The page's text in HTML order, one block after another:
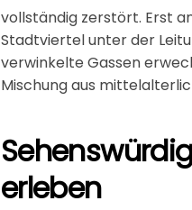
vollständig zerstört. Erst
Stadtviertel unter der
verwinkelte Gassen
Mischung aus
erleben